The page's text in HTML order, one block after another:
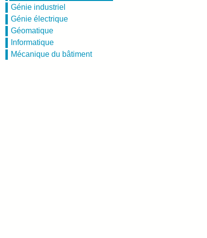
Génie industriel
Génie électrique
Géomatique
Informatique
Mécanique du bâtiment